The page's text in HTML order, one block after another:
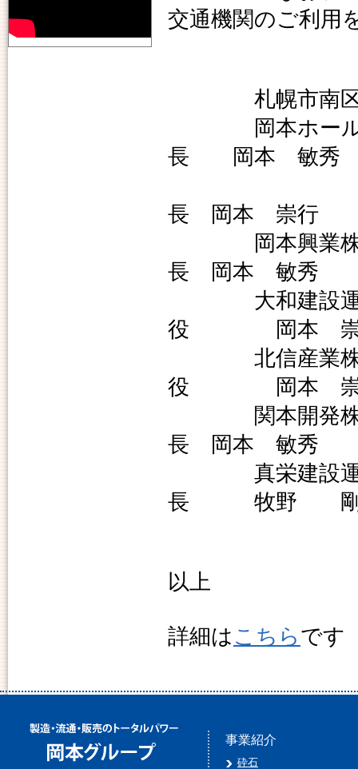
交通機関のご利用
札幌市南区真
岡本ホールデ
長 岡本 敏秀
長 岡本 崇行
岡本興業
長 岡本 敏秀
大和建設
役 岡本 崇
北信産業
役 岡本 崇
関本開発
長 岡本 敏秀
真栄建設
長 牧野
以上
詳細はこちらです
事業紹介
砕石